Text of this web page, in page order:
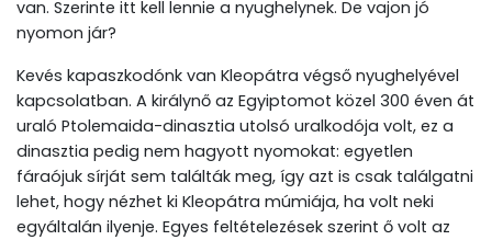
van. Szerinte itt kell lennie a nyughelynek. De vajon jó
nyomon jár?
Kevés kapaszkodónk van Kleopátra végső nyughelyével
kapcsolatban. A királynő az Egyiptomot közel 300 éven át
uraló Ptolemaida-dinasztia utolsó uralkodója volt, ez a
dinasztia pedig nem hagyott nyomokat: egyetlen
fáraójuk sírját sem találták meg, így azt is csak találgatni
lehet, hogy nézhet ki Kleopátra múmiája, ha volt neki
egyáltalán ilyenje. Egyes feltételezések szerint ő volt az